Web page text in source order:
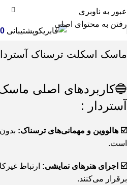
عبور به ناوبری
رفتن به محتوای اصلی
پشتیبانی
ماسک اسکلت ترسناک
🔵کاربردهای اصلی
آستردار :
☑️ هالووین و مهمانی‌های ترسناک:
است.
☑️ اجرای هنرهای نمایشی: ارتباط
برقرار می‌کنند.